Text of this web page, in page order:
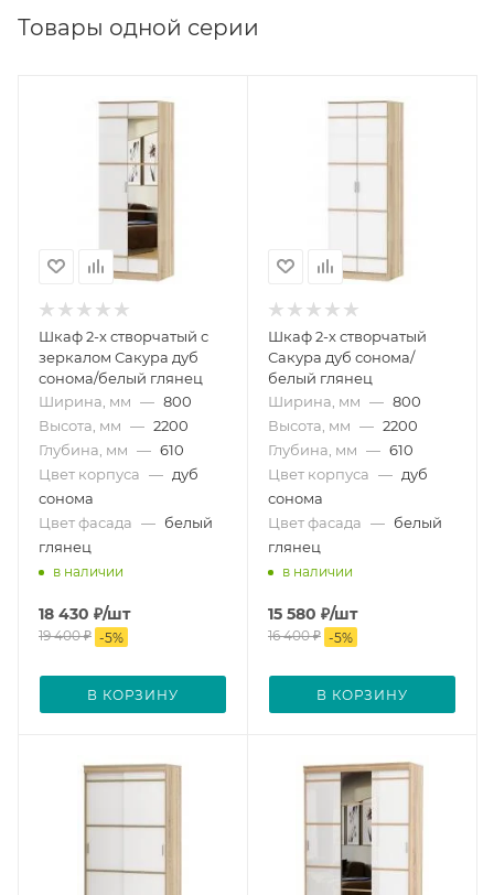
Товары одной серии
Шкаф 2-х створчатый с
зеркалом Сакура дуб
сонома/белый глянец
Ширина, мм — 800
Высота, мм — 2200
Глубина, мм — 610
Цвет корпуса — дуб
сонома
Цвет фасада — белый
глянец
в наличии
18 430 ₽/шт
19 400₽ -5%
В КОРЗИНУ
Шкаф 2-х створчатый
Сакура дуб сонома/
белый глянец
Ширина, мм — 800
Высота, мм — 2200
Глубина, мм — 610
Цвет корпуса — дуб
сонома
Цвет фасада — белый
глянец
в наличии
15 580 ₽/шт
16 400₽ -5%
В КОРЗИНУ